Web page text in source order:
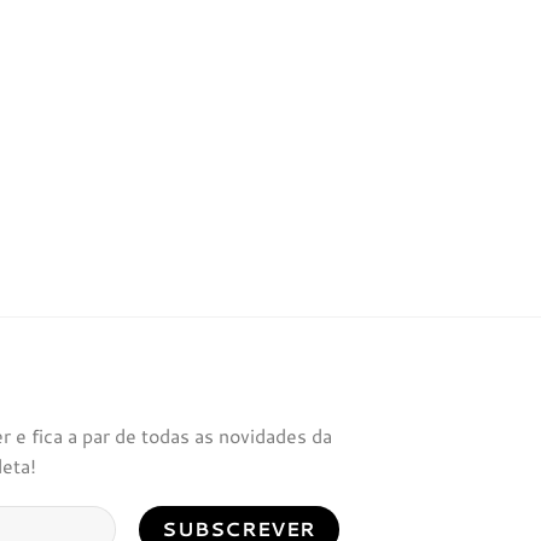
e fica a par de todas as novidades da